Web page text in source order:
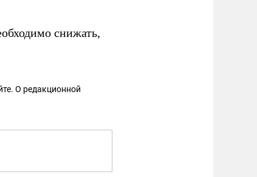
снижать,
О редакционной